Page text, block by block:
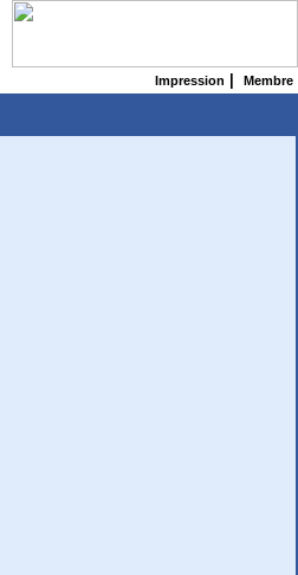
Impression Membre